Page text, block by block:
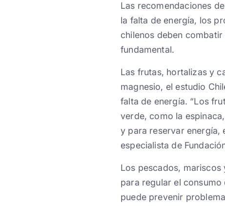
Las recomendaciones
la falta de energía, los
chilenos deben
fundamental.
Las frutas, hortalizas y
magnesio, el estudio
falta de energía. “Los
verde, como la
y para reservar energía,
especialista de
Los pescados,
para regular el
puede prevenir